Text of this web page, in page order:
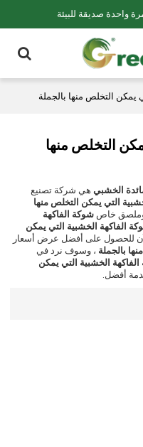
واحدة صديقة للبيئة
يمكن التخلص منها بالجملة
التخلص منها
هي شركة تصنيع
التي يمكن التخلص منها
وملصق خاصشوكة الفاكهة
الفاكهة الخشبية التي يمكن
للحصول على أفضل عرض أسعار
بالجملة ، وسوف نرد في
الخشبية التي يمكن
أفضل.